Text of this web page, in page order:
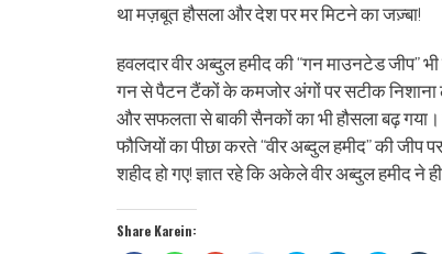
था मज़बूत हौसला और देश पर मर मिटने का जज़्बा!
हवलदार वीर अब्दुल हमीद की “गन माउनटेड जीप”
गन से पैटन टैंकों के कमजोर अंगों पर सटीक निशाना
और सफलता से बाकी सैनकों का भी हौसला बढ़
फौजियों का पीछा करते “वीर अब्दुल हमीद” की जीप
शहीद हो गए! ज्ञात रहे कि अकेले वीर अब्दुल हमीद ने
Share Karein: